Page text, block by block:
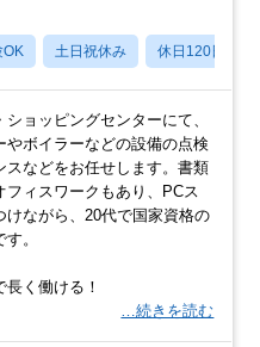
土日祝休み 休日120日以上
ショッピングセンターにて、
やボイラーなどの設備の点検
スなどをお任せします。書類
フィスワークもあり、PCス
けながら、20代で国家資格の
。
く働ける！
…続きを読む